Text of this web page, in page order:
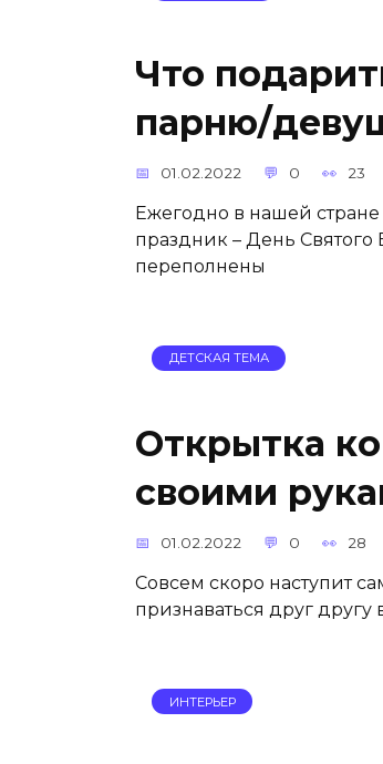
Что
парню/
01.02.2022 0 23
Ежегодно в нашей
праздник – День Святого
переполнены
ДЕТСКАЯ ТЕМА
Открытка
своими
01.02.2022 0 28
Совсем скоро наступит
признаваться друг
ИНТЕРЬЕР